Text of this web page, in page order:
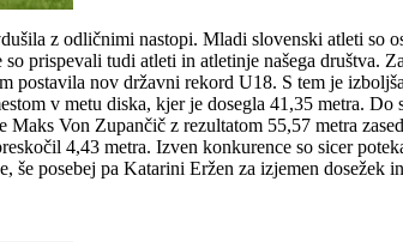
z odličnimi nastopi. Mladi slovenski atleti so
prispevali tudi atleti in atletinje našega društva.
nov državni rekord U18. S tem je
v metu diska, kjer je dosegla 41,35 metra.
Von Zupančič z rezultatom 55,57 metra
4,43 metra. Izven konkurence so sicer
posebej pa Katarini Eržen za izjemen dosežek